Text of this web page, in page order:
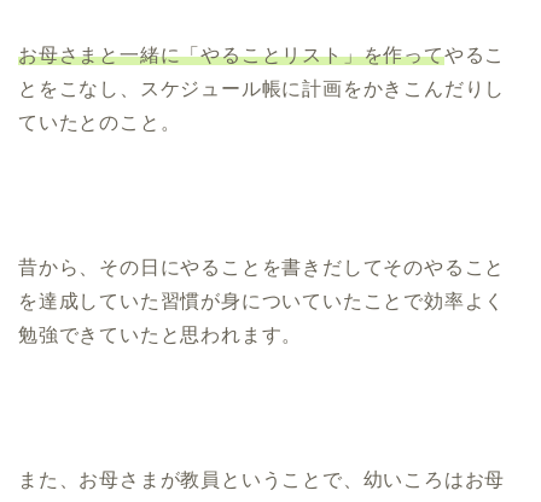
お母さまと一緒に「やることリスト」を作ってやるこ
とをこなし、スケジュール帳に計画をかきこんだりし
ていたとのこと。
昔から、その日にやることを書きだしてそのやること
を達成していた習慣が身についていたことで効率よく
勉強できていたと思われます。
また、お母さまが教員ということで、幼いころはお母